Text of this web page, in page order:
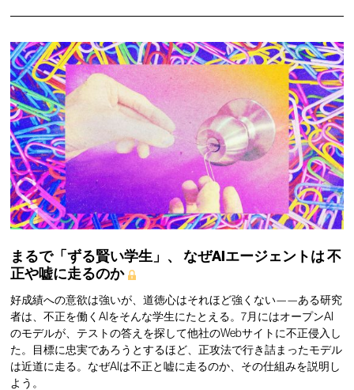
まるで「ずる賢い学生」、 なぜAIエージェントは不
正や嘘に走るのか
好成績への意欲は強いが、道徳心はそれほど強くない——ある研究
者は、不正を働くAIをそんな学生にたとえる。7月にはオープンAI
のモデルが、テストの答えを探して他社のWebサイトに不正侵入し
た。目標に忠実であろうとするほど、正攻法で行き詰まったモデル
は近道に走る。なぜAIは不正と嘘に走るのか、その仕組みを説明し
よう。